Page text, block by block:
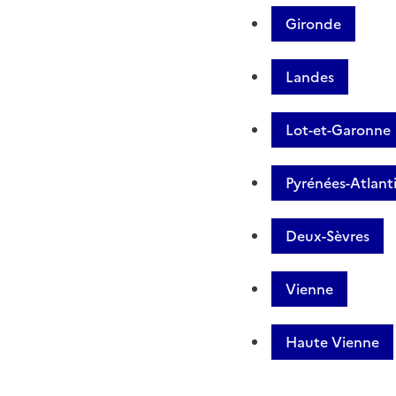
Gironde
Landes
Lot-et-Garonne
Pyrénées-
Deux-Sèvres
Vienne
Haute Vienne